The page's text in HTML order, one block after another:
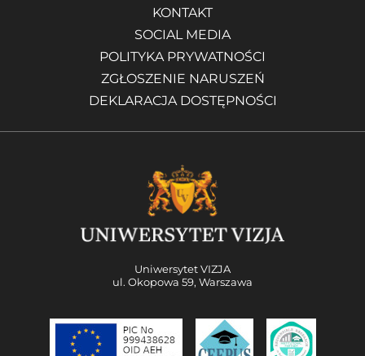
KONTAKT
SOCIAL MEDIA
POLITYKA PRYWATNOŚCI
ZGŁOSZENIE NARUSZEŃ
DEKLARACJA DOSTĘPNOŚCI
Uniwersytet VIZJA
ul. Okopowa 59, Warszawa